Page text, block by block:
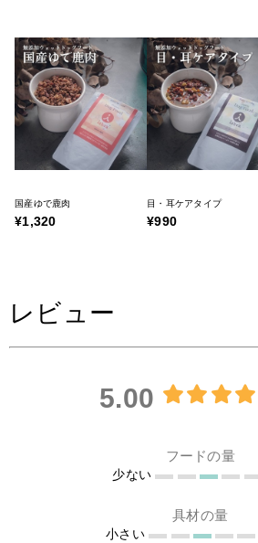
国産ゆで鹿肉
¥1,320
目・耳ケアタイプ
¥990
レビュー
5.00
フードの量
少ない
具材の量
小さい